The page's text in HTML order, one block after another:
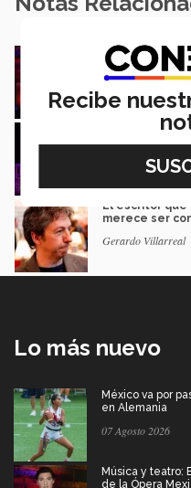
Música y
Fantasma de
Del escenario
Rafael Luna
El escritor
merece ser
Gerardo Villarreal
Lo más nuevo
México va por
en Alemania
07 Agosto 2026
Música y teatro:
de la Ópera
Recibe